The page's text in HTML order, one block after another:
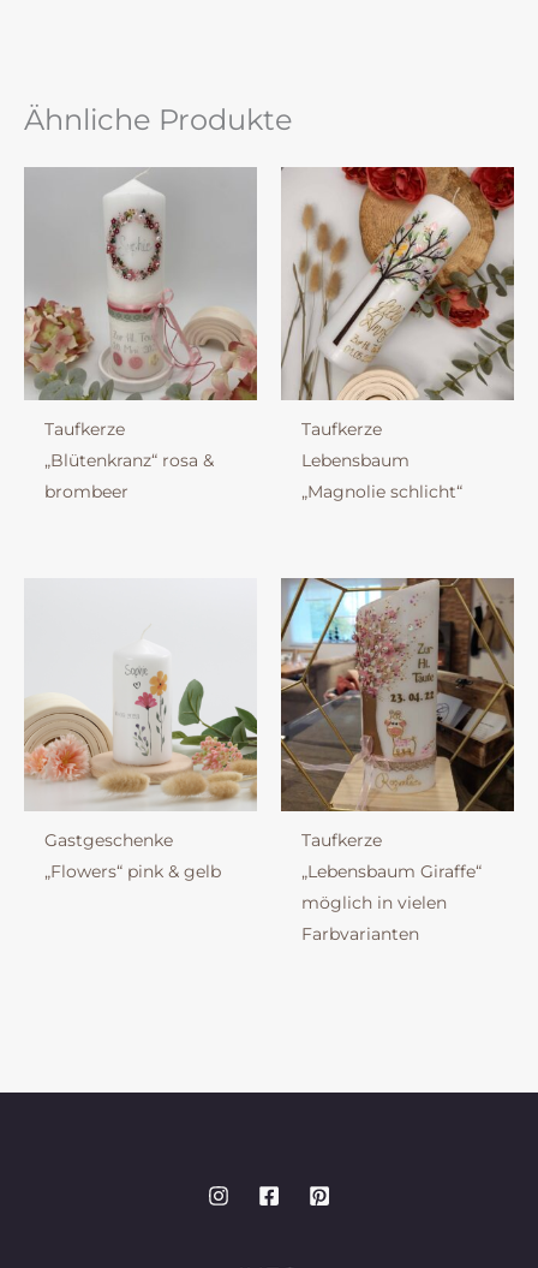
Ähnliche Produkte
Taufkerze
„Blütenkranz“ rosa &
brombeer
Taufkerze
Lebensbaum
„Magnolie schlicht“
Gastgeschenke
„Flowers“ pink & gelb
Taufkerze
„Lebensbaum Giraffe“
möglich in vielen
Farbvarianten